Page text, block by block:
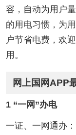
容，自动为用户
的用电习惯，为
户节省电费，欢
用。
网上国网APP
1 “一网”办电
一证、一网通办